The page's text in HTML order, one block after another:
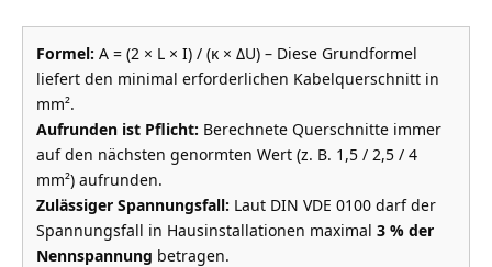
Formel: A = (2 × L × I) / (κ × ΔU) – Diese Grundformel
liefert den minimal erforderlichen Kabelquerschnitt in
mm².
Aufrunden ist Pflicht: Berechnete Querschnitte immer
auf den nächsten genormten Wert (z. B. 1,5 / 2,5 / 4
mm²) aufrunden.
Zulässiger Spannungsfall: Laut DIN VDE 0100 darf der
Spannungsfall in Hausinstallationen maximal 3 % der
Nennspannung betragen.